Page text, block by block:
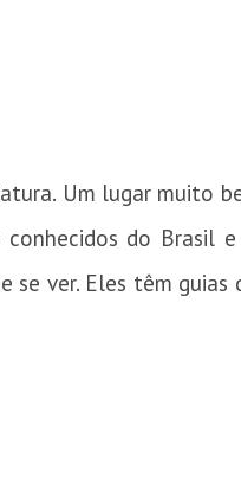
Um lugar muito
do Brasil
se ver. Eles têm guias